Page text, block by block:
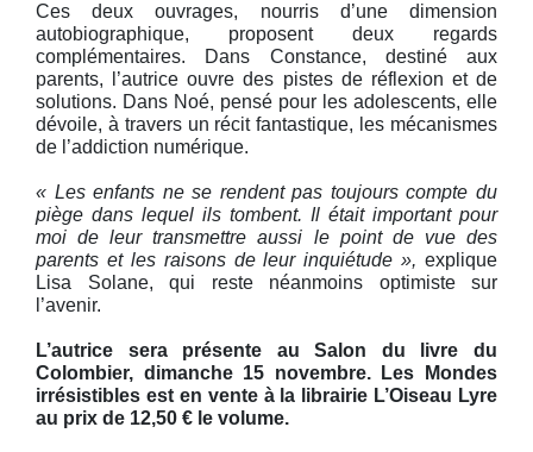
Ces deux ouvrages, nourris d’une dimension
autobiographique, proposent deux regards
complémentaires. Dans Constance, destiné aux
parents, l’autrice ouvre des pistes de réflexion et de
solutions. Dans Noé, pensé pour les adolescents, elle
dévoile, à travers un récit fantastique, les mécanismes
de l’addiction numérique.
« Les enfants ne se rendent pas toujours compte du
piège dans lequel ils tombent. Il était important pour
moi de leur transmettre aussi le point de vue des
parents et les raisons de leur inquiétude », explique
Lisa Solane, qui reste néanmoins optimiste sur
l’avenir.
L’autrice sera présente au Salon du livre du
Colombier, dimanche 15 novembre. Les Mondes
irrésistibles est en vente à la librairie L’Oiseau Lyre
au prix de 12,50 € le volume.